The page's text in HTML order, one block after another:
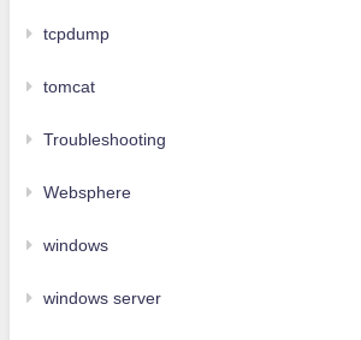
tcpdump
tomcat
Troubleshooting
Websphere
windows
windows server